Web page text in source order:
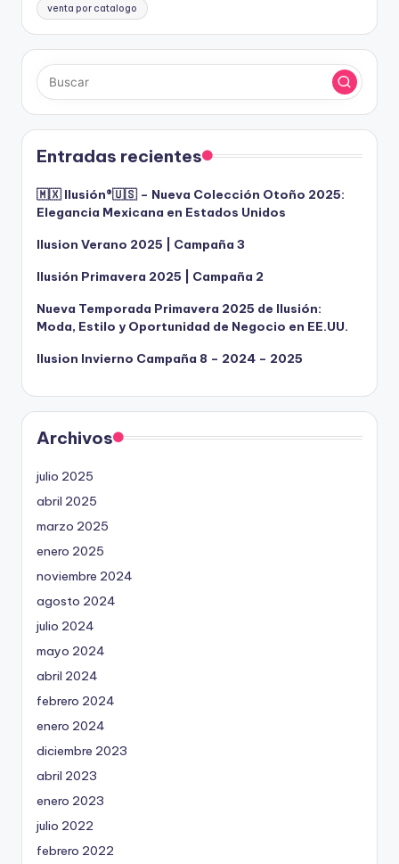
venta por catalogo
Entradas recientes
🇲🇽 Ilusión®️🇺🇸 – Nueva Colección Otoño 2025:
Elegancia Mexicana en Estados Unidos
Ilusion Verano 2025 | Campaña 3
Ilusión Primavera 2025 | Campaña 2
Nueva Temporada Primavera 2025 de Ilusión:
Moda, Estilo y Oportunidad de Negocio en EE.UU.
Ilusion Invierno Campaña 8 – 2024 – 2025
Archivos
julio 2025
abril 2025
marzo 2025
enero 2025
noviembre 2024
agosto 2024
julio 2024
mayo 2024
abril 2024
febrero 2024
enero 2024
diciembre 2023
abril 2023
enero 2023
julio 2022
febrero 2022